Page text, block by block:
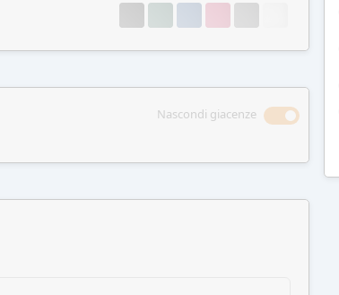
Nascondi giacenze